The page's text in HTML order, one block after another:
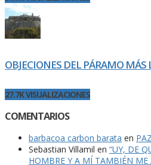
OBJECIONES DEL PÁRAMO
27.7K VISUALIZACIONES
COMENTARIOS
barbacoa carbon barata en
Sebastian Villamil en “UY, DE
HOMBRE Y A MÍ TAMBIÉN ME